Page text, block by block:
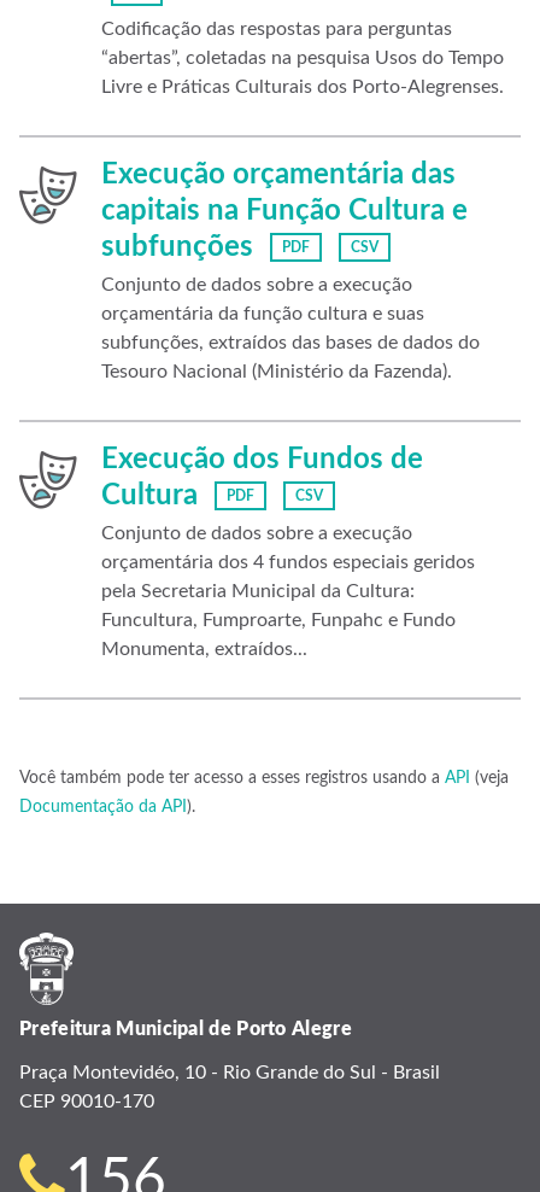
Codificação das respostas para perguntas
“abertas”, coletadas na pesquisa Usos do Tempo
Livre e Práticas Culturais dos Porto-Alegrenses.
Execução orçamentária das
capitais na Função Cultura e
subfunções
PDF CSV
Conjunto de dados sobre a execução
orçamentária da função cultura e suas
subfunções, extraídos das bases de dados do
Tesouro Nacional (Ministério da Fazenda).
Execução dos Fundos de
Cultura
PDF CSV
Conjunto de dados sobre a execução
orçamentária dos 4 fundos especiais geridos
pela Secretaria Municipal da Cultura:
Funcultura, Fumproarte, Funpahc e Fundo
Monumenta, extraídos...
Você também pode ter acesso a esses registros usando a API (veja
Documentação da API ).
Prefeitura Municipal de Porto Alegre
Praça Montevidéo, 10 - Rio Grande do Sul - Brasil
CEP 90010-170
Telefone